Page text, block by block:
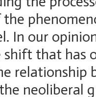
In our
that has
neoliberal